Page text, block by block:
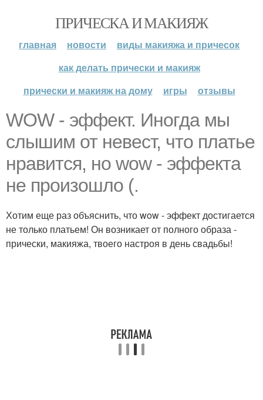
ПРИЧЕСКА И МАКИЯЖ
главная новости
виды макияжа и причесок
как делать прически и макияж
прически и макияж на дому
игры отзывы
WOW - эффект. Иногда мы
слышим от невест, что платье
нравится, но wow - эффекта
не произошло (.
Хотим еще раз объяснить, что wow - эффект достигается
не только платьем! Он возникает от полного образа -
прически, макияжа, твоего настроя в день свадьбы!